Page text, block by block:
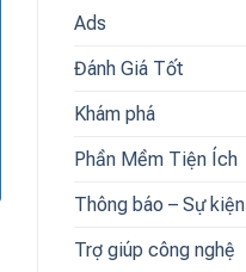
Ads
Đánh Giá Tốt
Khám phá
Phần Mềm Tiện Ích
Thông báo – Sự kiện
Trợ giúp công nghệ